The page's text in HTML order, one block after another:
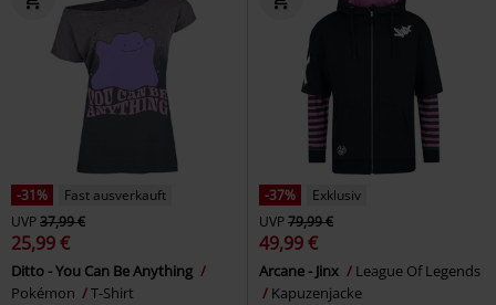
-31%
Fast ausverkauft
UVP37,99 €
25,99 €
Ditto - You Can Be Anything
Pokémon
T-Shirt
-37%
Exklusiv
UVP79,99 €
49,99 €
Arcane - Jinx
League Of Legends
Kapuzenjacke